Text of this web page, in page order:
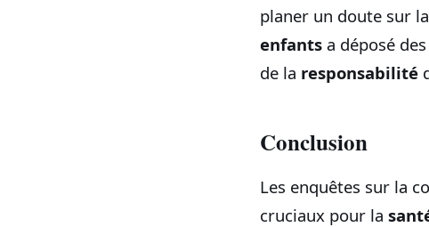
planer un doute sur
enfants a déposé
de la responsabilité
Conclusion
Les enquêtes sur la
cruciaux pour la